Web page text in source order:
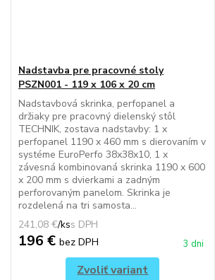
Nadstavba pre pracovné stoly
PSZN001 - 119 x 106 x 20 cm
Nadstavbová skrinka, perfopanel a
držiaky pre pracovný dielenský stôl
TECHNIK, zostava nadstavby: 1 x
perfopanel 1190 x 460 mm s dierovaním v
systéme EuroPerfo 38x38x10, 1 x
závesná kombinovaná skrinka 1190 x 600
x 200 mm s dvierkami a zadným
perforovaným panelom. Skrinka je
rozdelená na tri samosta...
241,08 €/ks
196 € bez DPH 3 dni
Zvoliť variant